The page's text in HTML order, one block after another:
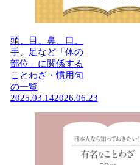
頭、目、鼻、口、
手、足など「体の
部位」に関係する
ことわざ・慣用句
の一覧
2025.03.142026.06.23